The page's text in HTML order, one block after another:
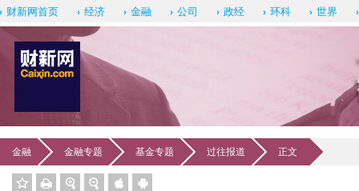
财新网首页 经济 金融 公司 政经 环科 世界
金融 金融专题 基金专题 过往报道 正文